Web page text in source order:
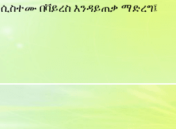
ሲስተሙ በቫይረስ እንዳይጠቃ ማድረግ፤